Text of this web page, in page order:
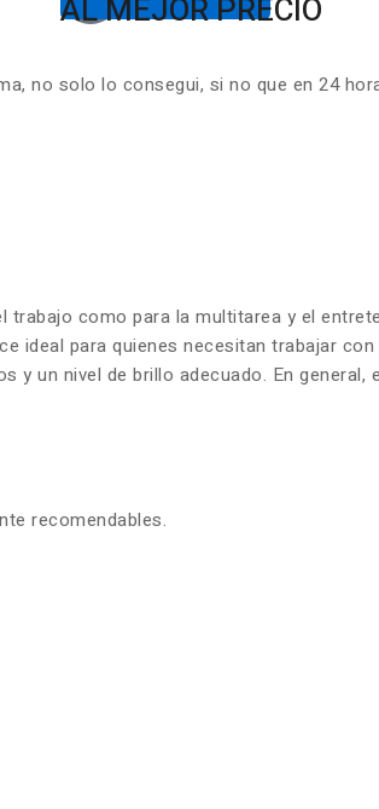
AL MEJOR PRECIO
no solo lo consegui, si no que en 24
como para la multitarea y el
ideal para quienes necesitan trabajar
y un nivel de brillo adecuado. En general,
recomendables.